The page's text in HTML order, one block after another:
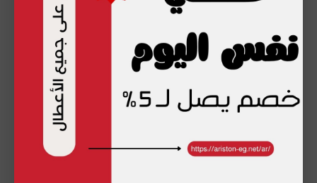
الأعطال الشائعة في
أجهزة أريستون